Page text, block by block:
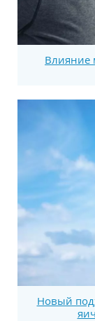
Влияние
Новый